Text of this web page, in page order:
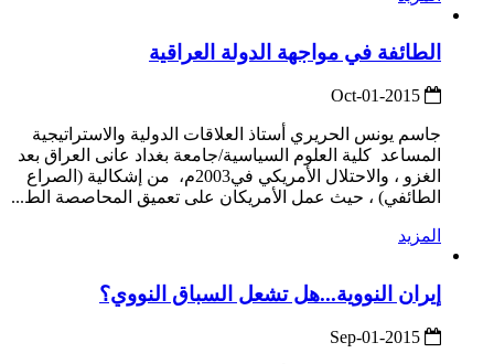
الطائفة في مواجهة الدولة العراقية
جاسم يونس الحريري أستاذ العلاقات الدولية والاستراتيجية
المساعد كلية العلوم السياسية/جامعة بغداد عانى العراق بعد
الغزو ، والاحتلال الأمريكي في2003م، من إشكالية (الصراع
الطائفي) ، حيث عمل الأمريكان على تعميق المحاصصة الط...
المزيد
إيران النووية...هل تشعل السباق النووي؟